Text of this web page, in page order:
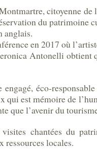
citoyenne
du patrimoine
anglais.
en 2017 où
Antonelli obtient
éco-
qui est mémoire de
que l’avenir du
chantées du
ressources locales.